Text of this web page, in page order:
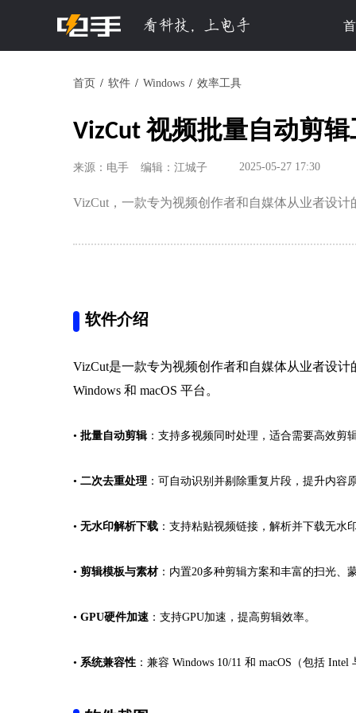
首页 软件 Windows 效率工具
VizCut 视频批量自动剪辑
来源：电手 编辑：江城子 2025-05-27 17:30
VizCut，一款专为视频创作者和自媒体从业者设
软件介绍
VizCut是一款专为视频创作者和自媒体从业者设
Windows 和 macOS 平台。
• 批量自动剪辑 ：支持多视频同时处理，适合需要高效剪
• 二次去重处理 ：可自动识别并剔除重复片段，提升内容
• 无水印解析下载 ：支持粘贴视频链接，解析并下载无水
• 剪辑模板与素材：内置20多种剪辑方案和丰富的扫光、
• GPU硬件加速 ：支持GPU加速，提高剪辑效率。
• 系统兼容性 ：兼容 Windows 10/11 和 macOS（包括